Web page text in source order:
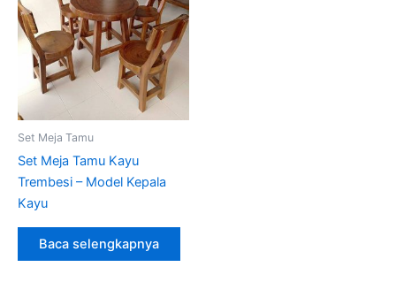
Set Meja Tamu
Set Meja Tamu Kayu
Trembesi – Model Kepala
Kayu
Baca selengkapnya